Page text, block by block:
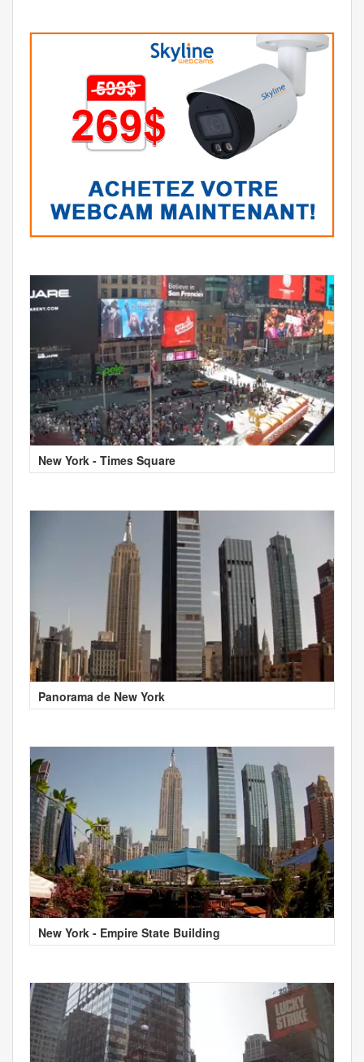
New York - Times Square
Panorama de New York
New York - Empire State Building